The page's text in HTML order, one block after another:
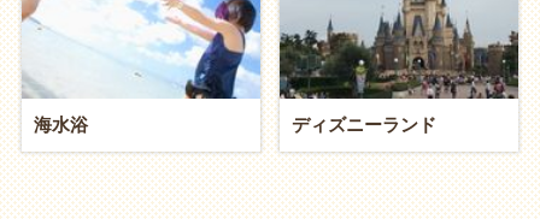
童心に帰って、ワイワイ盛り上がりたいカップルへ。
スコアを競う「ボウリング・ダーツ・ ビリヤー
ラケット一本で気軽にできる「バドミントン
頭脳戦を楽しむ「カードゲーム・脱出ゲーム」
海水浴 ディズニーランド